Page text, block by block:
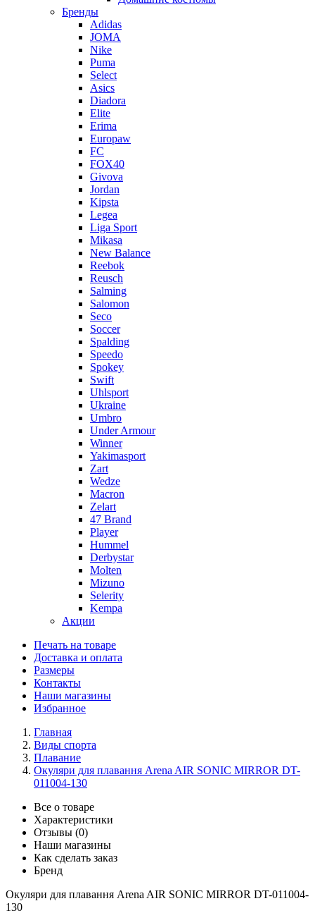
Бренды
Adidas
JOMA
Nike
Puma
Select
Asics
Diadora
Elite
Erima
Europaw
FC
FOX40
Givova
Jordan
Kipsta
Legea
Liga Sport
Mikasa
New Balance
Reebok
Reusch
Salming
Salomon
Seco
Soccer
Spalding
Speedo
Spokey
Swift
Uhlsport
Ukraine
Umbro
Under Armour
Winner
Yakimasport
Zart
Wedze
Macron
Zelart
47 Brand
Player
Hummel
Derbystar
Molten
Mizuno
Selerity
Kempa
Акции
Печать на товаре
Доставка и оплата
Размеры
Контакты
Наши магазины
Избранное
Главная
Виды спорта
Плавание
Окуляри для плавання Arena AIR SONIC MIRROR DT-
011004-130
Все о товаре
Характеристики
Отзывы (0)
Наши магазины
Как сделать заказ
Бренд
Окуляри для плавання Arena AIR SONIC MIRROR DT-011004-
130